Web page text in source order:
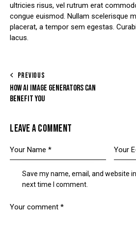
ultricies risus, vel rutrum erat
congue euismod. Nullam scelerisque
placerat, a tempor sem egestas.
lacus.
PREVIOUS
HOW AI IMAGE GENERATORS CAN
BENEFIT YOU
LEAVE A COMMENT
Save my name, email, and website
next time I comment.